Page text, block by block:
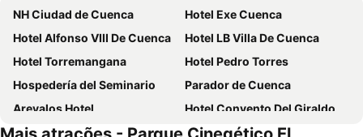
NH Ciudad de Cuenca
Hotel Exe Cuenca
Hotel Alfonso VIII De Cuenca
Hotel LB Villa De Cuenca
Hotel Torremangana
Hotel Pedro Torres
Hospedería del Seminario
Parador de Cuenca
Arevalos Hotel
Hotel Convento Del Giraldo
Hotel Cueva del Fraile
Hotel Leonor de Aquitania